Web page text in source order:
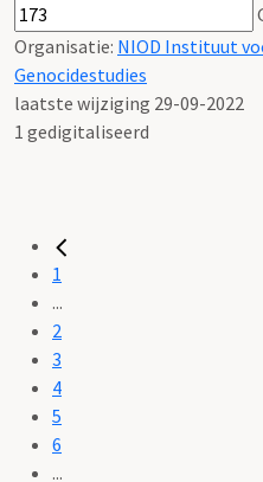
Organisatie: NIOD Instituut
Genocidestudies
laatste wijziging 29-09-2022
1 gedigitaliseerd
1
...
2
3
4
5
6
...